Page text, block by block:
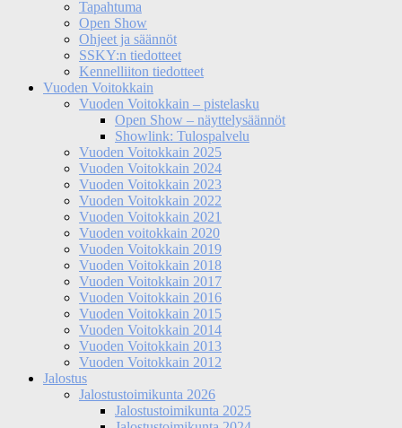
Tapahtuma
Open Show
Ohjeet ja säännöt
SSKY:n tiedotteet
Kennelliiton tiedotteet
Vuoden Voitokkain
Vuoden Voitokkain – pistelasku
Open Show – näyttelysäännöt
Showlink: Tulospalvelu
Vuoden Voitokkain 2025
Vuoden Voitokkain 2024
Vuoden Voitokkain 2023
Vuoden Voitokkain 2022
Vuoden Voitokkain 2021
Vuoden voitokkain 2020
Vuoden Voitokkain 2019
Vuoden Voitokkain 2018
Vuoden Voitokkain 2017
Vuoden Voitokkain 2016
Vuoden Voitokkain 2015
Vuoden Voitokkain 2014
Vuoden Voitokkain 2013
Vuoden Voitokkain 2012
Jalostus
Jalostustoimikunta 2026
Jalostustoimikunta 2025